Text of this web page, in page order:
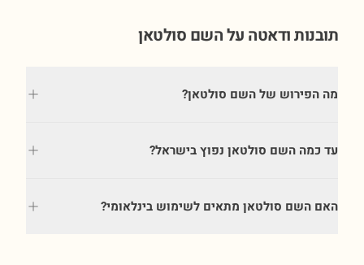
תובנות ודאטה על השם סולטאן
מה הפירוש של השם סולטאן?
עד כמה השם סולטאן נפוץ בישראל?
האם השם סולטאן מתאים לשימוש בינלאומי?